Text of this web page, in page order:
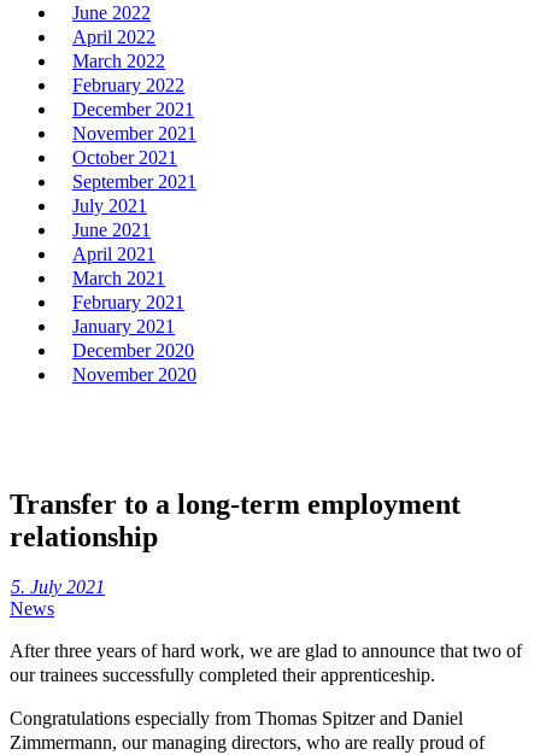
Transfer to a long-term employment
relationship
5. July 2021
News
After three years of hard work, we are glad to announce that two of
our trainees successfully completed their apprenticeship.
Congratulations especially from Thomas Spitzer and Daniel
Zimmermann, our managing directors, who are really proud of
June 2022
April 2022
March 2022
February 2022
December 2021
November 2021
October 2021
September 2021
July 2021
June 2021
April 2021
March 2021
February 2021
January 2021
December 2020
November 2020